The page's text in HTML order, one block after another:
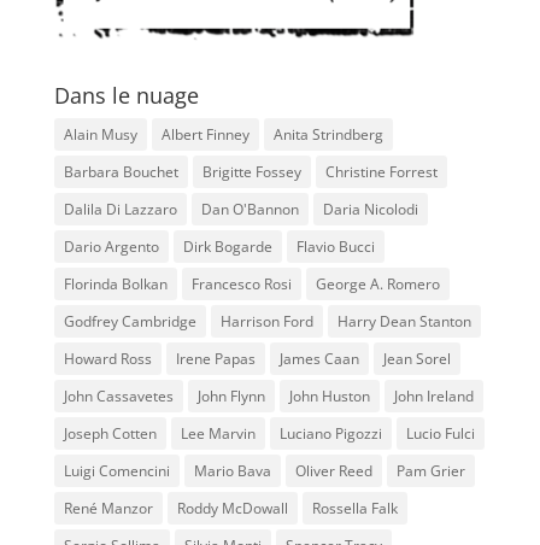
Dans le nuage
Alain Musy Albert Finney
Anita Strindberg
Barbara Bouchet
Brigitte Fossey
Christine Forrest
Dalila Di Lazzaro
Dan O'Bannon
Daria Nicolodi
Dario Argento
Dirk Bogarde
Flavio Bucci
Florinda Bolkan
Francesco Rosi
George A. Romero
Godfrey Cambridge
Harrison Ford
Harry Dean Stanton
Howard Ross
Irene Papas James Caan
Jean Sorel
John Cassavetes
John Flynn John Huston
John Ireland
Joseph Cotten
Lee Marvin Luciano Pigozzi
Lucio Fulci
Luigi Comencini
Mario Bava Oliver Reed
Pam Grier
René Manzor
Roddy McDowall
Rossella Falk